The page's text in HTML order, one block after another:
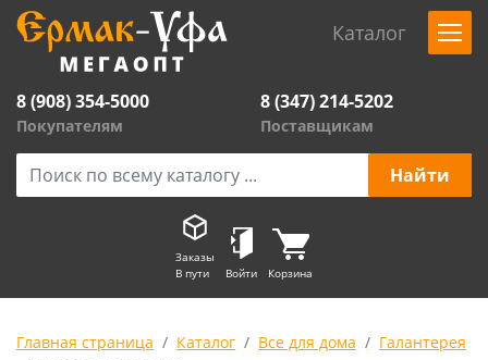
Каталог
8 (908) 354-5000
Покупателям
8 (347) 214-5202
Поставщикам
Заказы
В пути
Войти Корзина
Главная страница Каталог Все для дома
Галантерея